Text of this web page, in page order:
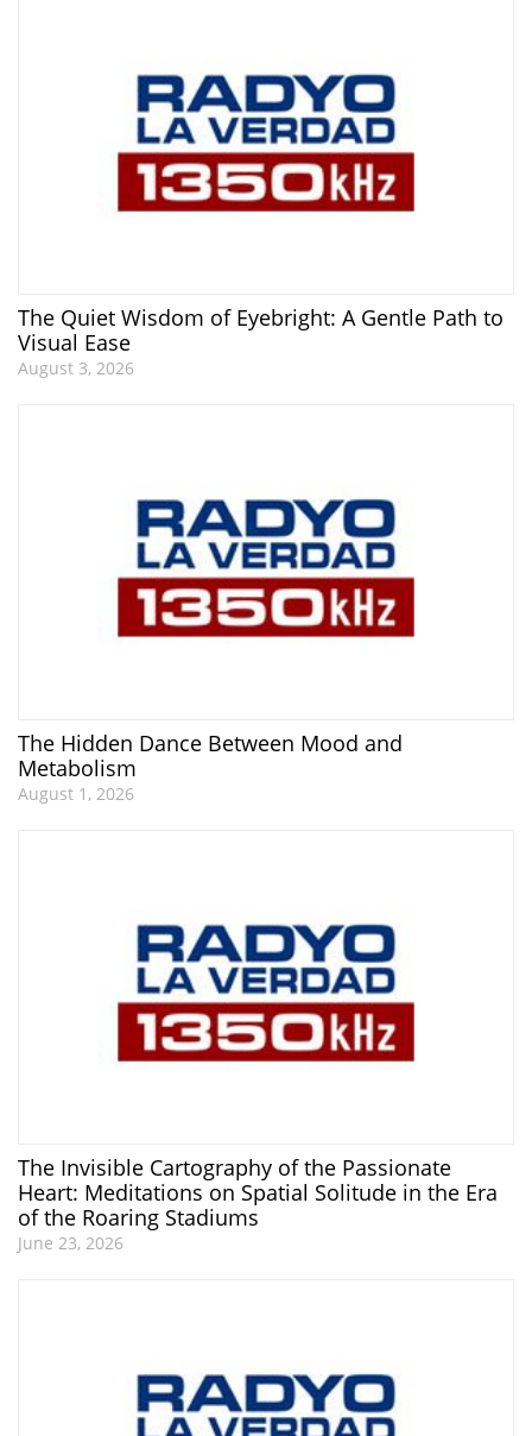
The Quiet Wisdom of Eyebright: A Gentle Path to
Visual Ease
August 3, 2026
The Hidden Dance Between Mood and
Metabolism
August 1, 2026
The Invisible Cartography of the Passionate
Heart: Meditations on Spatial Solitude in the Era
of the Roaring Stadiums
June 23, 2026